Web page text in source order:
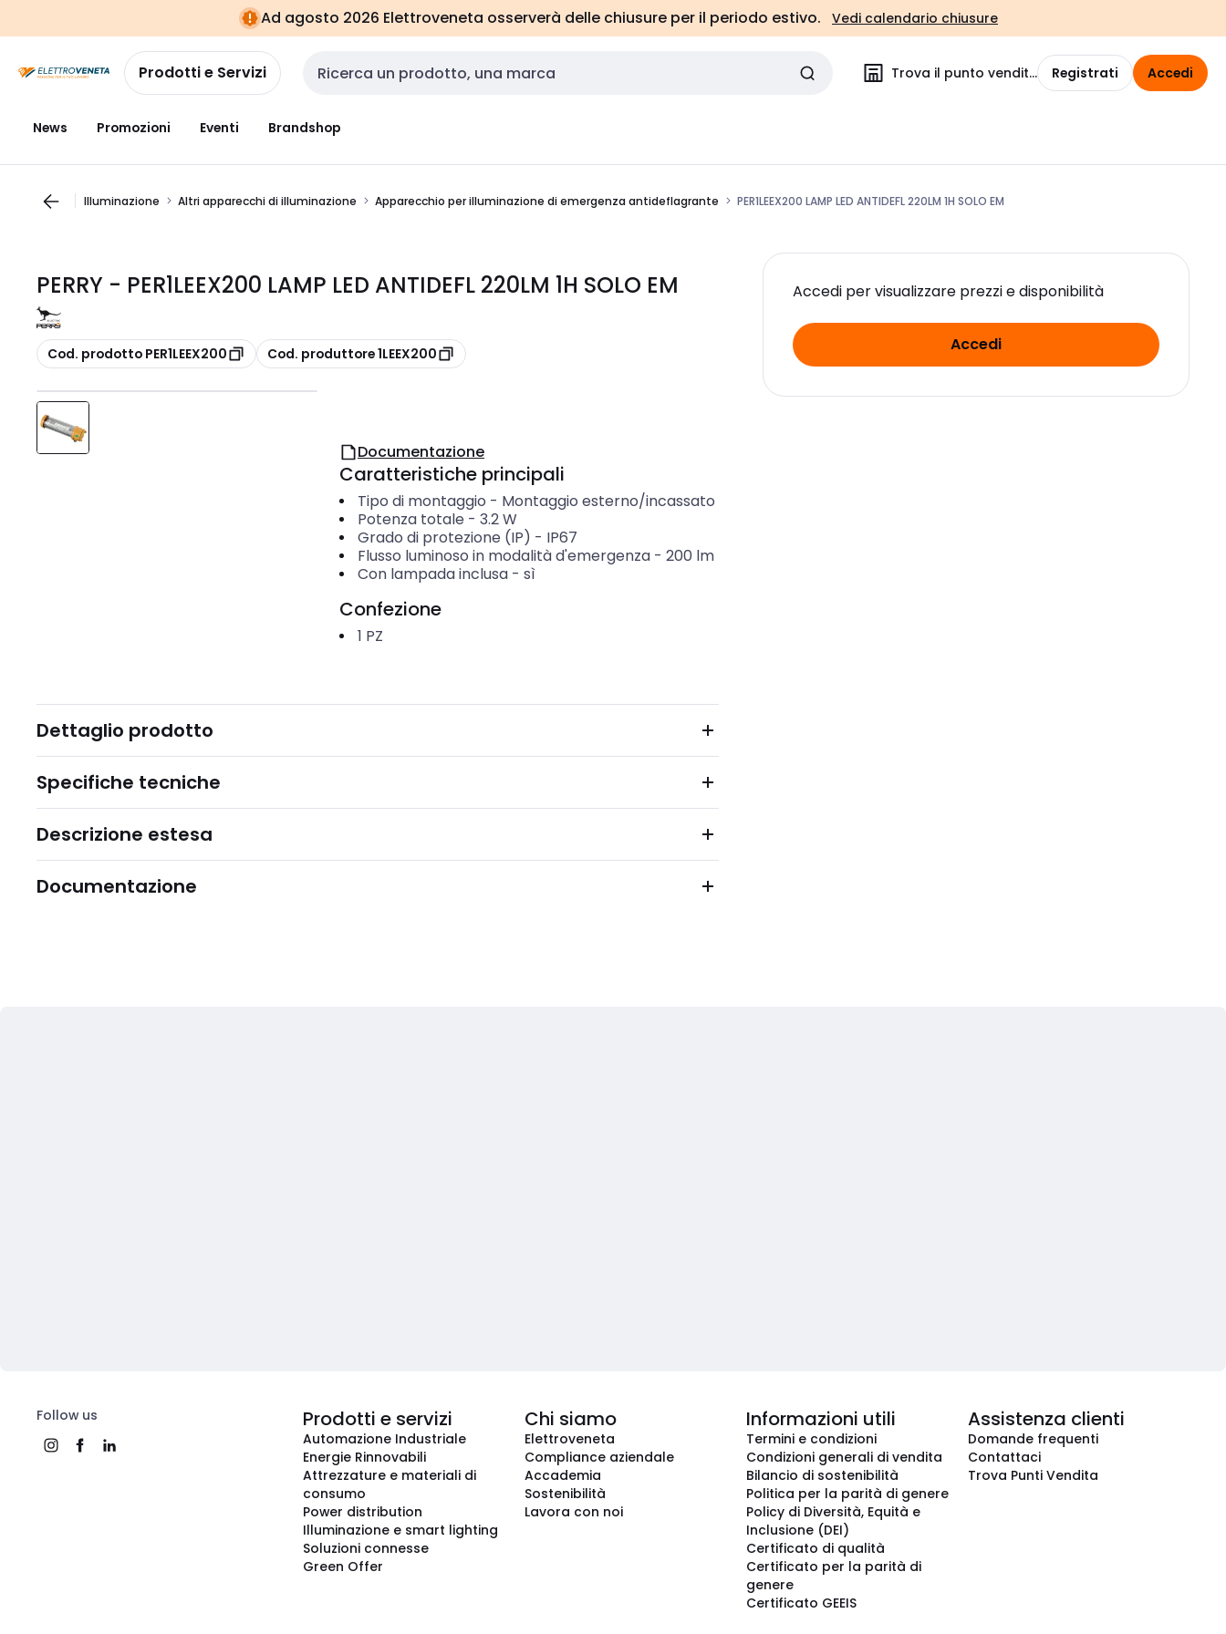
navigazionealla
pagina
Ad agosto 2026 Elettroveneta osserverà delle chiusure per il periodo estivo. Vedi calendario chiusure
Prodotti e Servizi Cerca input Trova il punto vendita Registrati Accedi
News Promozioni Eventi Brandshop
Illuminazione Altri apparecchi di illuminazione Apparecchio per illuminazione di emergenza antideflagrante PER1LEEX200 LAMP LED ANTIDEFL 220LM 1H SOLO EM
PERRY - PER1LEEX200 LAMP LED ANTIDEFL 220LM 1H SOLO EM
copia
Cod. prodotto PER1LEEX200 copia
Cod. produttore 1LEEX200
Accedi per visualizzare prezzi e disponibilità
Accedi
Documentazione
Caratteristiche principali
Tipo di montaggio - Montaggio esterno/incassato
Potenza totale - 3.2W
Grado di protezione (IP) - IP67
Flusso luminoso in modalità d'emergenza- 200 lm
Con lampada inclusa- sì
Confezione
1 PZ
Dettaglio prodotto
Specifiche tecniche
Descrizione estesa
Documentazione
Follow us Prodotti e servizi
Automazione Industriale
Energie Rinnovabili
Attrezzature e materiali di
consumo
Power distribution
Illuminazione e smart lighting
Soluzioni connesse
Green Offer
Chi siamo
Elettroveneta
Compliance aziendale
Accademia
Sostenibilità
Lavora con noi
Informazioni utili
Termini e condizioni
Condizioni generali di vendita
Bilancio di sostenibilità
Politica per la parità di genere
Policy di Diversità, Equità e
Inclusione (DEI)
Certificato di qualità
Certificato per la parità di
genere
Certificato GEEIS
Assistenza clienti
Domande frequenti
Contattaci
Trova Punti Vendita